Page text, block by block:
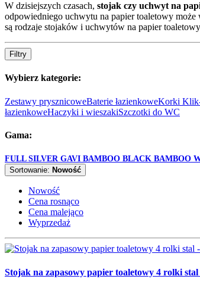
W dzisiejszych czasach, stojak czy uchwyt na
odpowiedniego uchwytu na papier toaletowy
są rodzaje stojaków i uchwytów na papier
Filtry
Wybierz kategorie:
Zestawy prysznicoweBaterie łazienkoweKorki
łazienkoweHaczyki i wieszakiSzczotki do WC
Gama:
FULL SILVER GAVI BAMBOO BLACK BAMBOO
Sortowanie: Nowość
Nowość
Cena rosnąco
Cena malejąco
Wyprzedaż
Stojak na zapasowy papier toaletowy 4 rolki stal